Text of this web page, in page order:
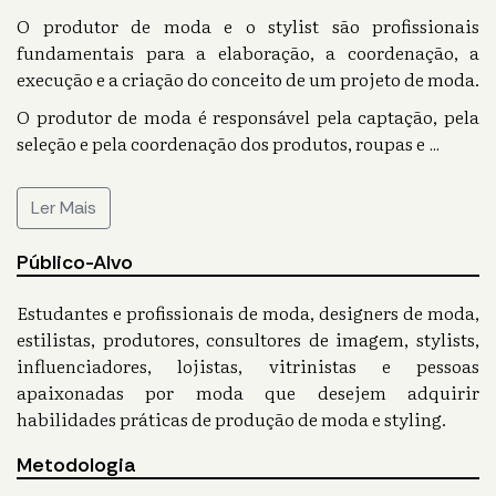
O produtor de moda e o stylist são profissionais
fundamentais para a elaboração, a coordenação, a
execução e a criação do conceito de um projeto de moda.
O produtor de moda é responsável pela captação, pela
seleção e pela coordenação dos produtos, roupas e ...
Ler Mais
Público-Alvo
Estudantes e profissionais de moda, designers de moda,
estilistas, produtores, consultores de imagem, stylists,
influenciadores, lojistas, vitrinistas e pessoas
apaixonadas por moda que desejem adquirir
habilidades práticas de produção de moda e styling.
Metodologia